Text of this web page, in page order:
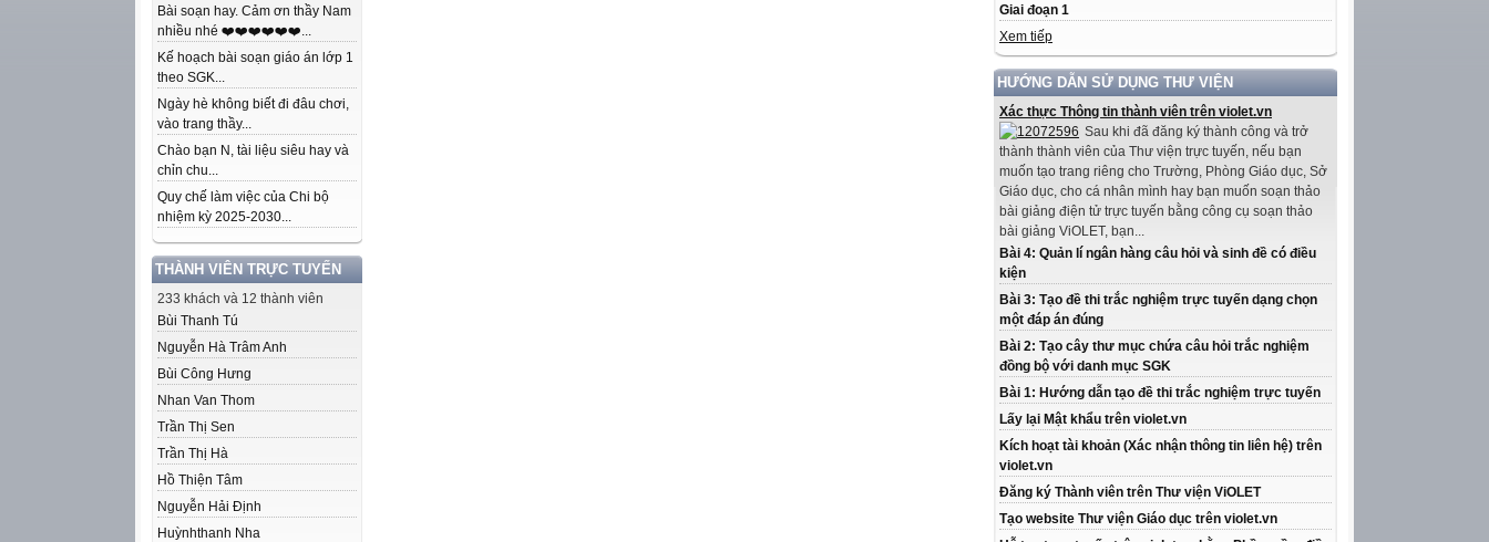
Bài soạn hay. Cảm ơn thầy Nam
nhiều nhé ❤️❤️❤️❤️❤️❤️...
Kế hoạch bài soạn giáo án lớp 1
theo SGK...
Ngày hè không biết đi đâu chơi,
vào trang thầy...
Chào bạn N, tài liệu siêu hay và
chỉn chu...
Quy chế làm việc của Chi bộ
nhiệm kỳ 2025-2030...
THÀNH VIÊN TRỰC TUYẾN
233 khách và 12 thành viên
Bùi Thanh Tú
Nguyễn Hà Trâm Anh
Bùi Công Hưng
Nhan Van Thom
Trần Thị Sen
Trần Thị Hà
Hồ Thiện Tâm
Nguyễn Hải Định
Huỳnhthanh Nha
Giai đoạn 1
Xem tiếp
HƯỚNG DẪN SỬ DỤNG THƯ VIỆN
Xác thực Thông tin thành viên trên violet.vn
Sau khi đã đăng ký thành công và trở
thành thành viên của Thư viện trực tuyến, nếu bạn
muốn tạo trang riêng cho Trường, Phòng Giáo dục, Sở
Giáo dục, cho cá nhân mình hay bạn muốn soạn thảo
bài giảng điện tử trực tuyến bằng công cụ soạn thảo
bài giảng ViOLET, bạn...
Bài 4: Quản lí ngân hàng câu hỏi và sinh đề có điều
kiện
Bài 3: Tạo đề thi trắc nghiệm trực tuyến dạng chọn
một đáp án đúng
Bài 2: Tạo cây thư mục chứa câu hỏi trắc nghiệm
đồng bộ với danh mục SGK
Bài 1: Hướng dẫn tạo đề thi trắc nghiệm trực tuyến
Lấy lại Mật khẩu trên violet.vn
Kích hoạt tài khoản (Xác nhận thông tin liên hệ) trên
violet.vn
Đăng ký Thành viên trên Thư viện ViOLET
Tạo website Thư viện Giáo dục trên violet.vn